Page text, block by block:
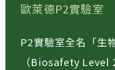
歐萊德P2實驗室
P2實驗室全名「生
（Biosafety Level